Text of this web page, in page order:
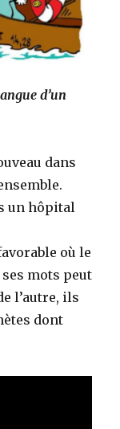
d’un
dans
un hôpital
où le
mots peut
l’autre, ils
dont